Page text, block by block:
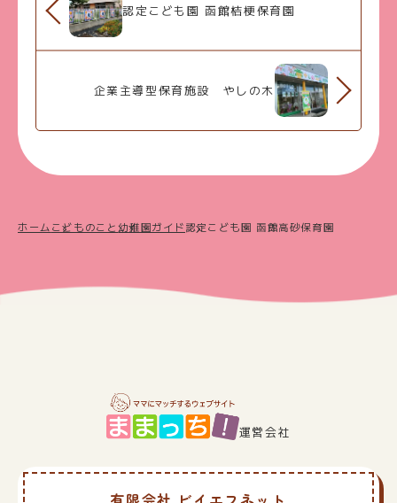
認定こども園 函館桔梗保育園
企業主導型保育施設 やしの木
ホーム こどものこと幼稚園ガイド認定こども園 函館高砂保育園
運営会社